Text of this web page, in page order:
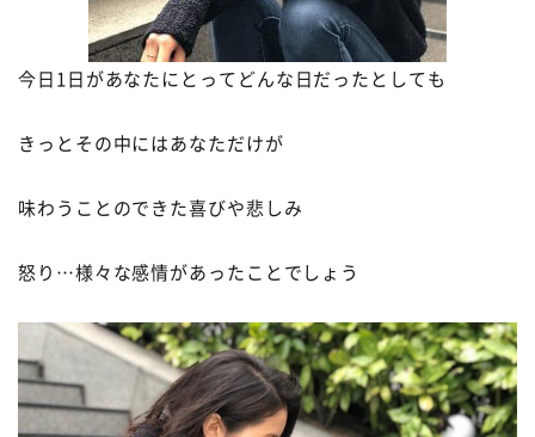
今日1日があなたにとってどんな日だったとしても
きっとその中にはあなただけが
味わうことのできた喜びや悲しみ
怒り…様々な感情があったことでしょう